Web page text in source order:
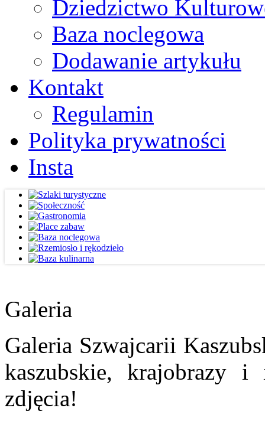
Dziedzictwo
Baza noclegowa
Dodawanie artykułu
Kontakt
Regulamin
Polityka prywatności
Insta
Galeria
Galeria Szwajcarii
kaszubskie, krajobrazy
zdjęcia!